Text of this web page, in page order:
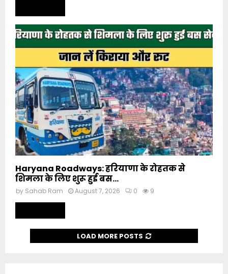
Haryana Roadways: हरियाणा के रोहतक से
शिमला के लिए शुरू हुई बस...
by Sahab Ram August 7, 2026 0 9
LOAD MORE POSTS